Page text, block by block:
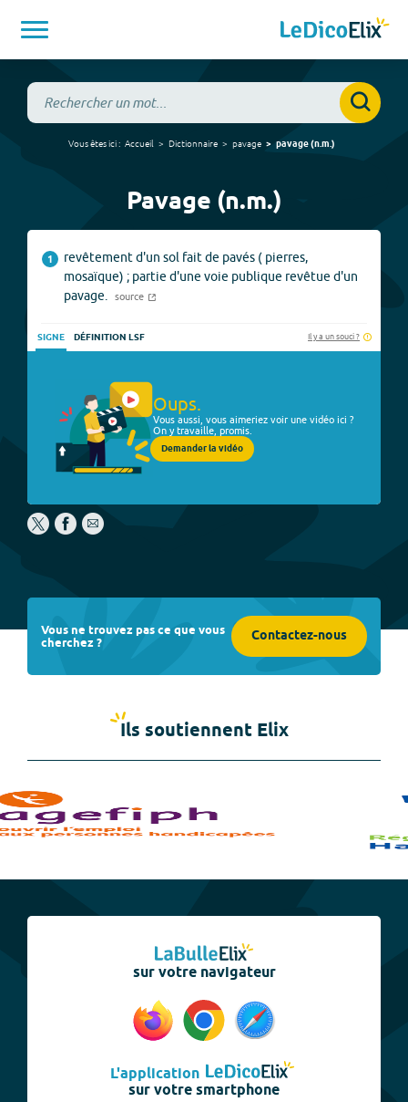
Vous êtes ici : Accueil Dictionnaire pavage pavage(n.m.)
Pavage (n.m.)
1
revêtement d'un sol fait de pavés ( pierres,
mosaïque) ; partie d'une voie publique revêtue d'un
pavage.
source
SIGNE DÉFINITION LSF Il y a un souci ?
Oups.
Vous aussi, vous aimeriez voir une vidéo ici ?
On y travaille, promis.
Demander la vidéo
Vous ne trouvez pas ce que vous
cherchez ? Contactez-nous
Ils soutiennent Elix
sur votre navigateur
L'application
sur votre smartphone